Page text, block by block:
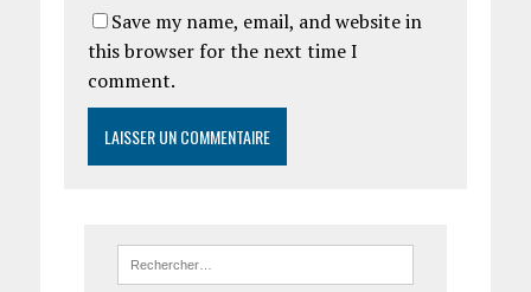
Save my name, email, and website in
this browser for the next time I
comment.